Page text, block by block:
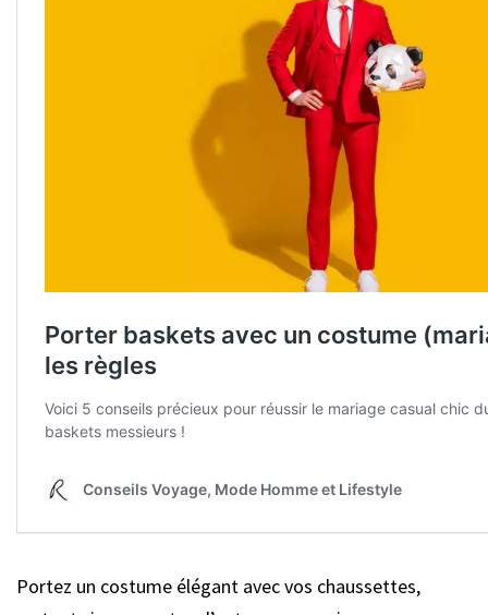
Portez un costume élégant avec vos chaussettes,